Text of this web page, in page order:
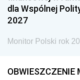
dla Wspólnej
2027
Monitor Polski rok
OBWIESZCZENIE